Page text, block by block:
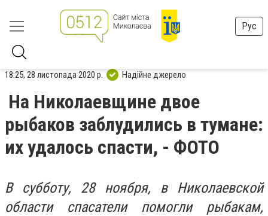
Рус
18:25, 28 листопада 2020 р. Надійне джерело
На Николаевщине двое
рыбаков заблудились в тумане:
их удалось спасти, - ФОТО
В субботу, 28 ноября, в Николаевской
области спасатели помогли рыбакам,